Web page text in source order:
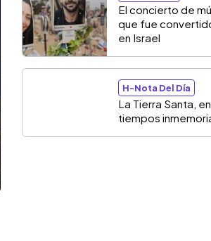
El concierto de
que fue
en Israel
H-Nota Del Día
La Tierra Santa,
tiempos